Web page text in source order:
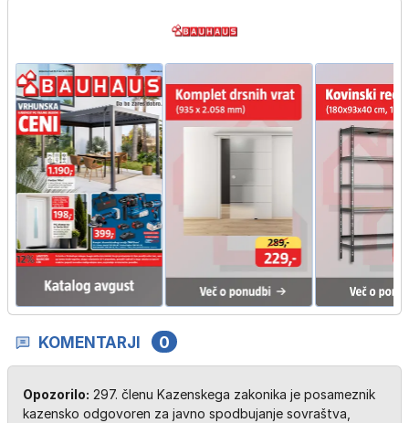
KOMENTARJI 0
Opozorilo: 297. členu Kazenskega zakonika je posameznik
kazensko odgovoren za javno spodbujanje sovraštva,